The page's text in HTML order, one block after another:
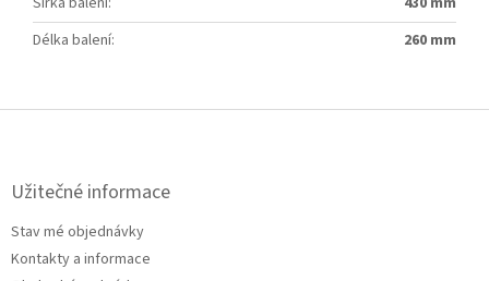
Délka balení: 260 mm
Z
Užitečné informace
Stav mé objednávky
Kontakty a informace